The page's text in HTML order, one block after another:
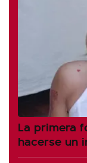
La primera
hacerse un